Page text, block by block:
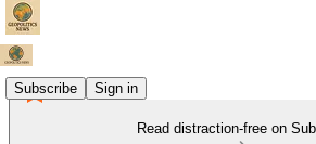
Subscribe Sign in
Read distraction-free on